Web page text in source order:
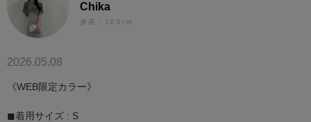
Chika
身長：163cm
2026.05.08
《WEB限定カラー》
◼︎着用サイズ : S